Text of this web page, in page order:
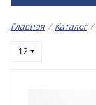
Главная / Каталог /
12